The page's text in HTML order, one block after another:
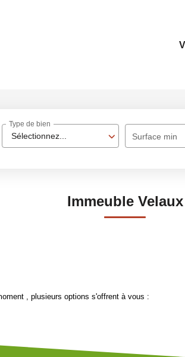
Sélectionnez...
Type de bien
Surface min
Immeuble Velaux
, plusieurs options s'offrent à vous :